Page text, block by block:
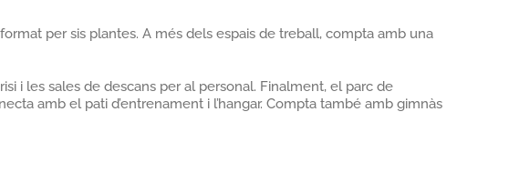
per sis plantes. A més dels espais de treball, compta amb una
i les sales de descans per al personal. Finalment, el parc de
amb el pati d’entrenament i l’hangar. Compta també amb gimnàs